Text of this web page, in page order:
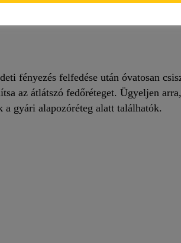
butil, szilikon)
fényezés felfedése után óvatosan
az átlátszó fedőréteget. Ügyeljen
a gyári alapozóréteg alatt találhatók.